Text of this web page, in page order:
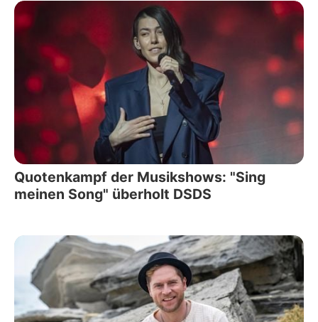
Quotenkampf der Musikshows: "Sing
meinen Song" überholt DSDS